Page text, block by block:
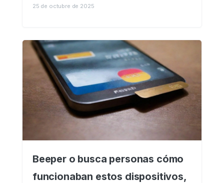
25 de octubre de 2025
Beeper o busca personas cómo
funcionaban estos dispositivos,